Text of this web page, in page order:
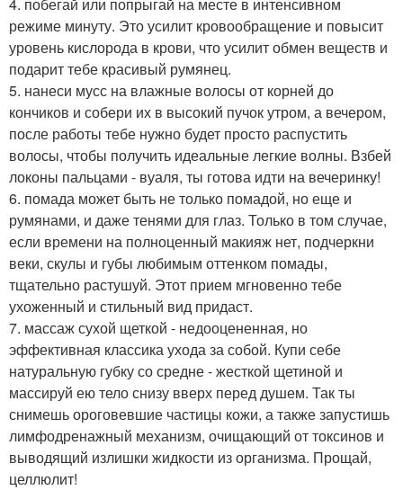
режиме минуту. Это усилит кровообращение и повысит
уровень кислорода в крови, что усилит обмен веществ и
подарит тебе красивый румянец.
5. нанеси мусс на влажные волосы от корней до
кончиков и собери их в высокий пучок утром, а вечером,
после работы тебе нужно будет просто распустить
волосы, чтобы получить идеальные легкие волны. Взбей
локоны пальцами - вуаля, ты готова идти на вечеринку!
6. помада может быть не только помадой, но еще и
румянами, и даже тенями для глаз. Только в том случае,
если времени на полноценный макияж нет, подчеркни
веки, скулы и губы любимым оттенком помады,
тщательно растушуй. Этот прием мгновенно тебе
ухоженный и стильный вид придаст.
7. массаж сухой щеткой - недооцененная, но
эффективная классика ухода за собой. Купи себе
натуральную губку со средне - жесткой щетиной и
массируй ею тело снизу вверх перед душем. Так ты
снимешь ороговевшие частицы кожи, а также запустишь
лимфодренажный механизм, очищающий от токсинов и
выводящий излишки жидкости из организма. Прощай,
целлюлит!